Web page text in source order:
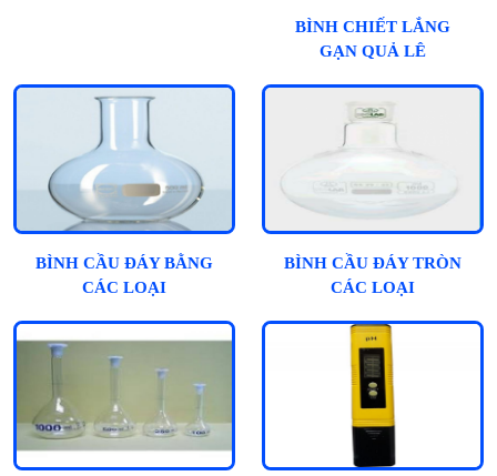
BÌNH CHIẾT LẮNG
GẠN QUẢ LÊ
BÌNH CẦU ĐÁY BẰNG
CÁC LOẠI
BÌNH CẦU ĐÁY TRÒN
CÁC LOẠI